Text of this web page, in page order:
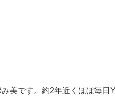
美です。約2年近くほぼ毎日